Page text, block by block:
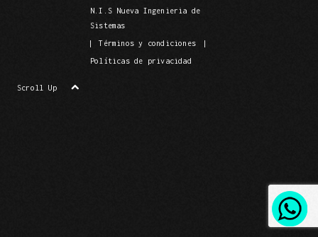
N.I.S Nueva Ingenieria de
Sistemas
| Términos y condiciones |
Políticas de privacidad
Scroll Up